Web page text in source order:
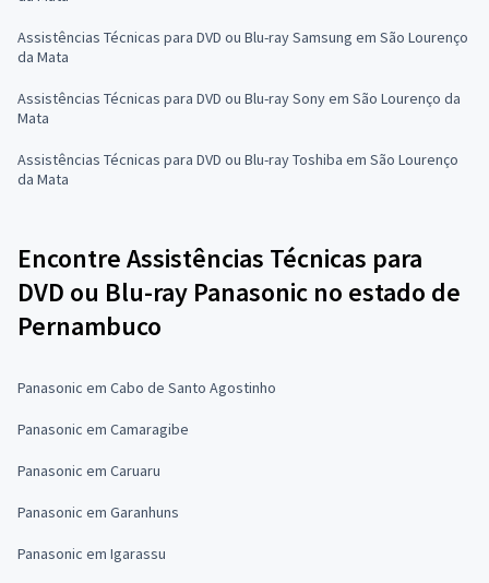
Assistências Técnicas para DVD ou Blu-ray Samsung em São Lourenço
da Mata
Assistências Técnicas para DVD ou Blu-ray Sony em São Lourenço da
Mata
Assistências Técnicas para DVD ou Blu-ray Toshiba em São Lourenço
da Mata
Encontre Assistências Técnicas para
DVD ou Blu-ray Panasonic no estado de
Pernambuco
Panasonic em Cabo de Santo Agostinho
Panasonic em Camaragibe
Panasonic em Caruaru
Panasonic em Garanhuns
Panasonic em Igarassu